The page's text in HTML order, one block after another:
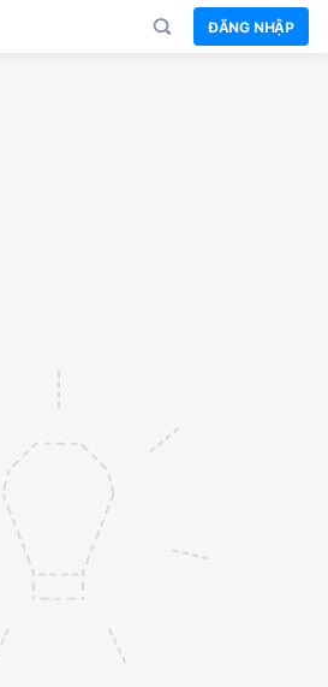
ĐĂNG NHẬP